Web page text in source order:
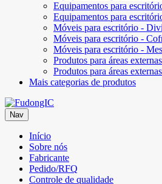
Equipamentos para
Equipamentos para
Móveis para escritório -
Móveis para escritório -
Móveis para escritório -
Produtos para áreas
Produtos para áreas
Mais categorias de produtos
Nav
Início
Sobre nós
Fabricante
Pedido/RFQ
Controle de qualidade